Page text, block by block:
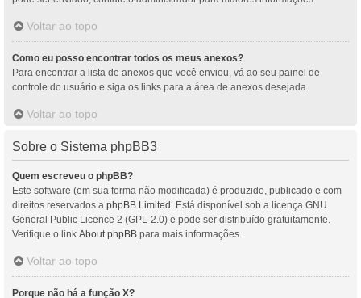
Voltar ao topo
Como eu posso encontrar todos os meus anexos?
Para encontrar a lista de anexos que você enviou, vá ao seu painel de
controle do usuário e siga os links para a área de anexos desejada.
Voltar ao topo
Sobre o Sistema phpBB3
Quem escreveu o phpBB?
Este software (em sua forma não modificada) é produzido, publicado e com
direitos reservados a phpBB Limited . Está disponível sob a licença GNU
General Public Licence 2 (GPL-2.0) e pode ser distribuído gratuitamente.
Verifique o link About phpBB para mais informações.
Voltar ao topo
Porque não há a função X?